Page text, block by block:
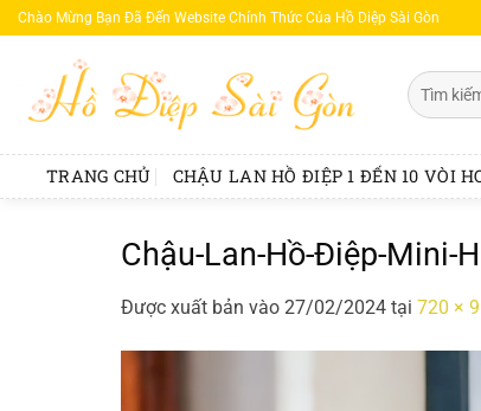
Bỏ
qua
dung
Chào Mừng Bạn Đã Đến Website Chính Thức Của Hồ Diệp Sài Gòn
Tìm
kiếm:
TRANG CHỦ CHẬU LAN HỒ ĐIỆP 1 ĐẾN 10 VÒI
Chậu-Lan-Hồ-Điệp-Mini-
Được xuất bản vào 27/02/2024 tại 720 ×